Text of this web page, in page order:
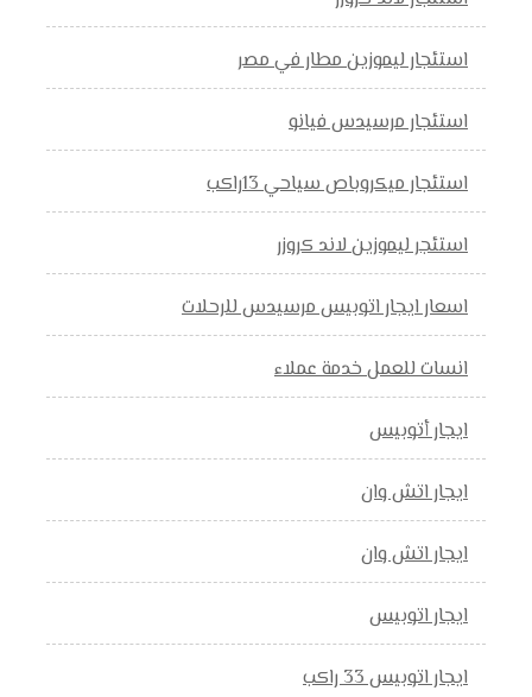
استئجار ليموزين مطار في مصر
استئجار مرسيدس فيانو
استئجار ميكروباص سياحي 13راكب
استئجر ليموزين لاند كروزر
اسعار ايجار اتوبيس مرسيدس للرحلات
انسات للعمل خدمة عملاء
ايجار أتوبيس
ايجار اتش وان
ايجار اتش وان
ايجار اتوبيس
ايجار اتوبيس 33 راكب